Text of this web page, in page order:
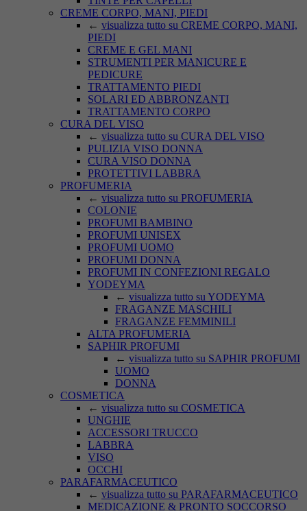
CREME CORPO, MANI, PIEDI
← visualizza tutto su CREME CORPO, MANI,
PIEDI
CREME E GEL MANI
STRUMENTI PER MANICURE E
PEDICURE
TRATTAMENTO PIEDI
SOLARI ED ABBRONZANTI
TRATTAMENTO CORPO
CURA DEL VISO
← visualizza tutto su CURA DEL VISO
PULIZIA VISO DONNA
CURA VISO DONNA
PROTETTIVI LABBRA
PROFUMERIA
← visualizza tutto su PROFUMERIA
COLONIE
PROFUMI BAMBINO
PROFUMI UNISEX
PROFUMI UOMO
PROFUMI DONNA
PROFUMI IN CONFEZIONI REGALO
YODEYMA
← visualizza tutto su YODEYMA
FRAGANZE MASCHILI
FRAGANZE FEMMINILI
ALTA PROFUMERIA
SAPHIR PROFUMI
← visualizza tutto su SAPHIR PROFUMI
UOMO
DONNA
COSMETICA
← visualizza tutto su COSMETICA
UNGHIE
ACCESSORI TRUCCO
LABBRA
VISO
OCCHI
PARAFARMACEUTICO
← visualizza tutto su PARAFARMACEUTICO
MEDICAZIONE & PRONTO SOCCORSO